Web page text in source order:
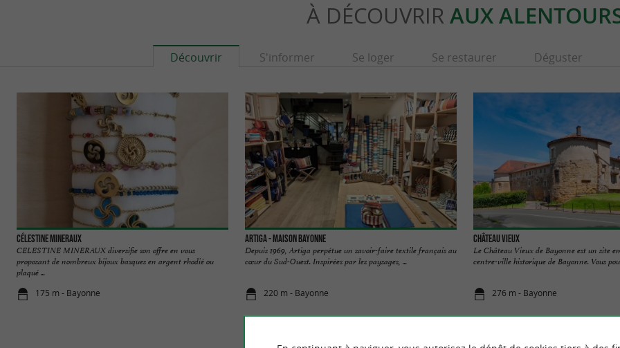
À DÉCOUVRIR AUX
Découvrir S'informer Se loger Se restaurer Déguster
Célestine Mineraux
CELESTINE MINERAUX diversifie son offre en vous
proposant de nombreux bijoux basques en argent rhodié ou
plaqué ...
175 m - Bayonne
Artiga - Maison Bayonne
Depuis 1969, Artiga perpétue un savoir-faire textile français au
cœur du Sud-Ouest. Inspirées par les paysages, ...
220 m - Bayonne
Château Vieux
Le Château Vieux de Bayonne est un site
centre-ville historique de Bayonne. Vous
276 m - Bayonne